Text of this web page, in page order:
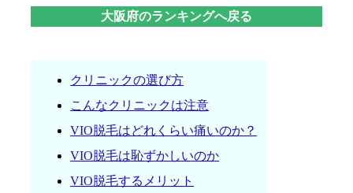
大阪府のランキングへ戻る
クリニックの選び方
こんなクリニックは注意
VIO脱毛はどれくらい痛いのか？
VIO脱毛は恥ずかしいのか
VIO脱毛するメリット